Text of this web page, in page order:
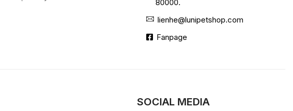
80000.
lienhe@lunipetshop.com
Fanpage
SOCIAL MEDIA